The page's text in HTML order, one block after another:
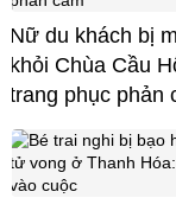
Nữ du khách bị
khỏi Chùa Cầu
trang phục phản